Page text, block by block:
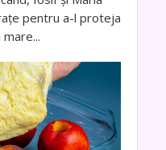
pentru a-l proteja